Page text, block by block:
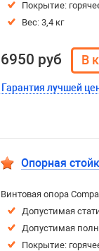
Покрытие:
Вес: 3,4 кг
6950 руб
Гарантия лучшей
Опорная
Винтовая опора
Допустимая
Допустимая
Покрытие: